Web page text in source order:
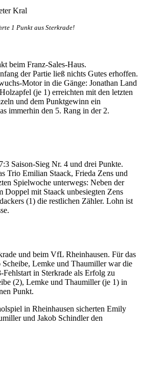
Kral
1 Punkt aus Sterkrade!
beim Franz-Sales-Haus.
der Partie ließ nichts Gutes erhoffen.
Motor in die Gänge: Jonathan Land
(je 1) erreichten mit den letzten
und dem Punktgewinn ein
immerhin den 5. Rang in der 2.
Saison-Sieg Nr. 4 und drei Punkte.
Trio Emilian Staack, Frieda Zens und
Spielwoche unterwegs: Neben der
mit Staack unbesiegten Zens
(1) die restlichen Zähler. Lohn ist
und beim VfL Rheinhausen. Für das
Lemke und Thaumiller war die
in Sterkrade als Erfolg zu
(2), Lemke und Thaumiller (je 1) in
Punkt.
in Rheinhausen sicherten Emily
und Jakob Schindler den